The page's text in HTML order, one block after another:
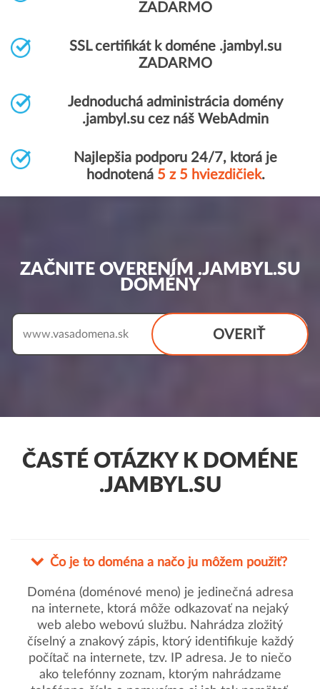
ZADARMO
SSL certifikát k doméne .jambyl.su
ZADARMO
Jednoduchá administrácia domény
.jambyl.su cez náš WebAdmin
Najlepšia podporu 24/7, ktorá je
hodnotená 5 z 5 hviezdičiek.
ZAČNITE OVERENÍM .JAMBYL.SU
DOMÉNY
OVERIŤ
www.
ČASTÉ OTÁZKY K DOMÉNE
.JAMBYL.SU
Čo je to doména a načo ju môžem použiť?
Doména (doménové meno) je jedinečná adresa
na internete, ktorá môže odkazovať na nejaký
web alebo webovú službu. Nahrádza zložitý
číselný a znakový zápis, ktorý identifikuje každý
počítač na internete, tzv. IP adresa. Je to niečo
ako telefónny zoznam, ktorým nahrádzame